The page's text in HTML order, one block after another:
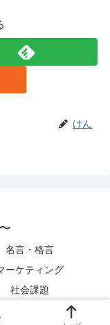
けん
名言・格言
ーケティング
社会課題
.